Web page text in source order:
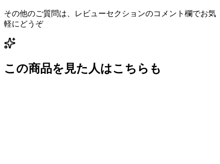
その他のご質問は、レビューセクションのコメント欄でお気
軽にどうぞ
この商品を見た人はこちらも